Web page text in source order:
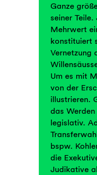
Ganze
seiner
Mehrwert
konstituiert
Vernetzung
Um es mit
von der
illustrieren.
das
legislativ.
bspw.
die
Judikative